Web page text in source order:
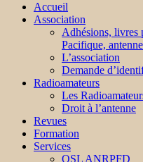
Accueil
Association
Adhésions, livres
Pacifique,
L’association
Demande
Radioamateurs
Les
Droit à l’antenne
Revues
Formation
Services
QSL ANRPFD